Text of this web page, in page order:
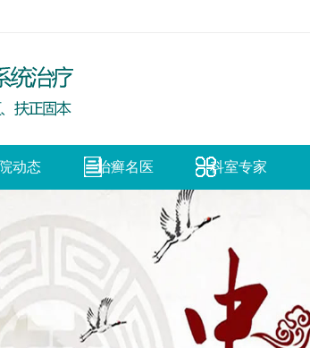
动态 治癣名医 科室专家